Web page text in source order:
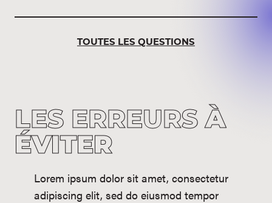
TOUTES LES QUESTIONS
LES ERREURSÀ
ÉVITER
Lorem ipsum dolor sit amet, consectetur
adipiscing elit, sed do eiusmod tempor